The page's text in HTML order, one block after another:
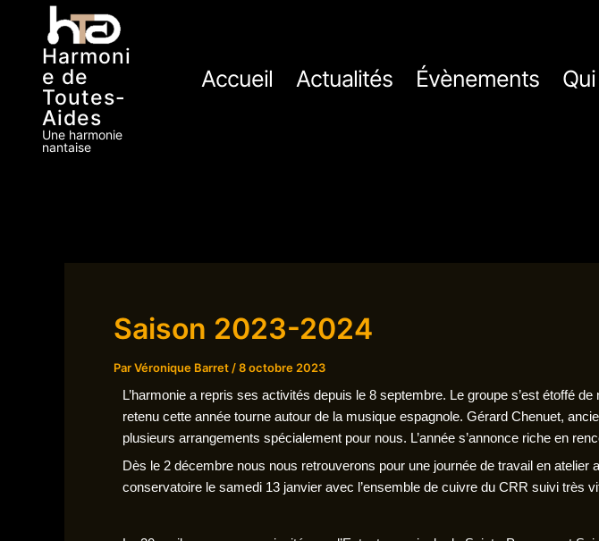
contenu
Harmoni
e de
Toutes-
Aides
Une harmonie
nantaise
Accueil Actualités Évènements
Saison 2023-2024
ParVéronique Barret /8 octobre 2023
L’harmonie a repris ses activités depuis le 8 septembre. Le groupe s’est étoffé
retenu cette année tourne autour de la musique espagnole. Gérard Chenuet,
plusieurs arrangements spécialement pour nous. L’année s’annonce riche en
Dès le 2 décembre nous nous retrouverons pour une journée de travail en
conservatoire le samedi 13 janvier avec l’ensemble de cuivre du CRR suivi très